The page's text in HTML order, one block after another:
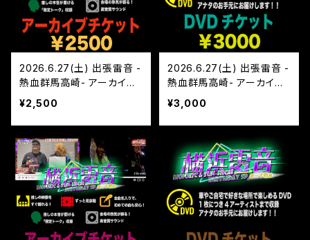
2026.6.27(土) 出張雷音 -
熱血群馬高崎- アーカイブ
チケット
¥2,500
2026.6.27(土) 出張雷音 -
熱血群馬高崎- アーカイブ/
DVD チケット
¥3,000